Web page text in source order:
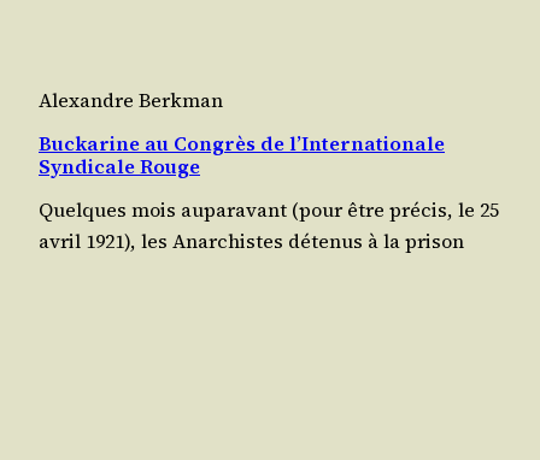
Alexandre Berkman
Buckarine au Congrès de l’Internationale
Syndicale Rouge
Quelques mois aupa­ra­vant (pour être pré­cis, le 25
avril 1921), les Anar­chistes déte­nus à la pri­son